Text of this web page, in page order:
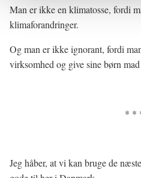
Man er ikke en klimatosse, fordi
klimaforandringer.
Og man er ikke ignorant, fordi
virksomhed og give sine børn
* *
Jeg håber, at vi kan bruge de